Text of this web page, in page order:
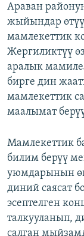
БИЗ ЖАНА ДҮЙНӨ
ДАНИСТЕ
ЭЖЕ-СИҢДИЛЕР
АЗАТТЫК+
ЫҢГАЙСЫЗ
Русский
ОНЛАЙН ШЕРИНЕ
ЭЕ/АРнун
Араван
жыйындар
мамлекеттик
Жергиликтүү
аралык
бирге дин
мамлекеттик
маалымат
Мамлекеттик
билим берүү
уюмдарынын
диний саясат
эсептелген
талкууланып,
салган